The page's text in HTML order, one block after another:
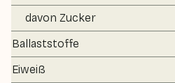
davon Zucker
Ballaststoffe
Eiweiß